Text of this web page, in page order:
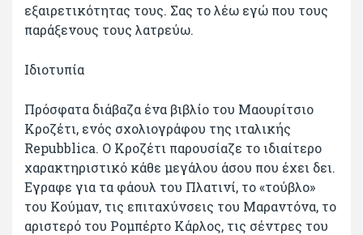
εξαιρετικότητας τους. Σας το λέω εγώ που τους
παράξενους τους λατρεύω.
Ιδιοτυπία
Πρόσφατα διάβαζα ένα βιβλίο του Μαουρίτσιο
Κροζέτι, ενός σχολιογράφου της ιταλικής
Repubblica. O Κροζέτι παρουσίαζε το ιδιαίτερο
χαρακτηριστικό κάθε μεγάλου άσου που έχει δει.
Εγραφε για τα φάουλ του Πλατινί, το «τούβλο»
του Κούμαν, τις επιταχύνσεις του Μαραντόνα, το
αριστερό του Ρομπέρτο Κάρλος, τις σέντρες του